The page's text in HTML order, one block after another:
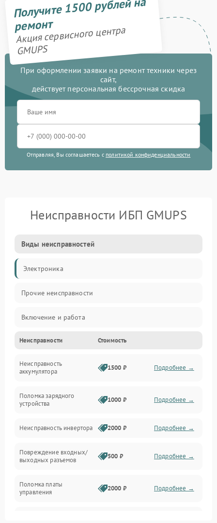
Получите 1500 рублей на
ремонт
Акция сервисного центра
GMUPS
При оформлении заявки на ремонт техники через
сайт,
действует персональная бессрочная скидка
Отправляя, Вы соглашаетесь с политикой конфиденциальности
Неисправности ИБП GMUPS
Виды неисправностей
Электроника
Прочие неисправности
Включение и работа
Работа с нагрузкой
Звук и индикация
Механические повреждения
Механика
Неисправности Стоимость
Неисправность
аккумулятора
1500 ₽ Подробнее →
Поломка зарядного
устройства
1000 ₽ Подробнее →
Неисправность инвертора 2000 ₽ Подробнее →
Повреждение входных/
выходных разъемов
500 ₽ Подробнее →
Поломка платы
управления
2000 ₽ Подробнее →